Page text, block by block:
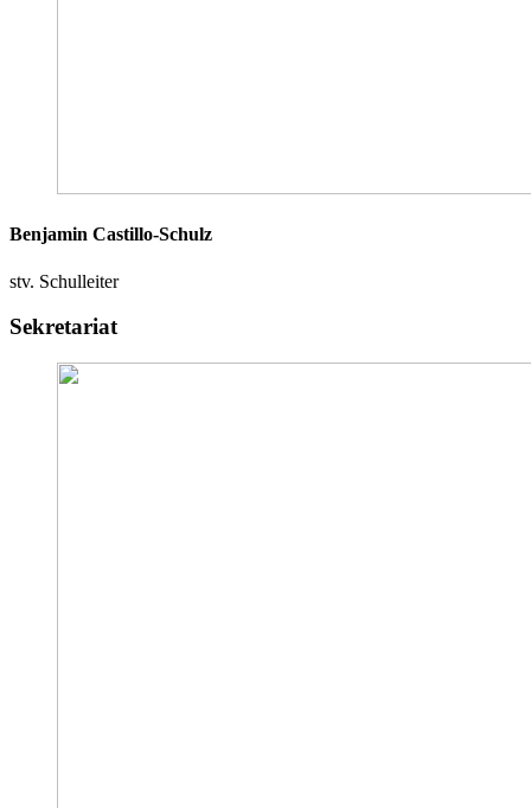
Benjamin Castillo-Schulz
stv. Schulleiter
Sekretariat